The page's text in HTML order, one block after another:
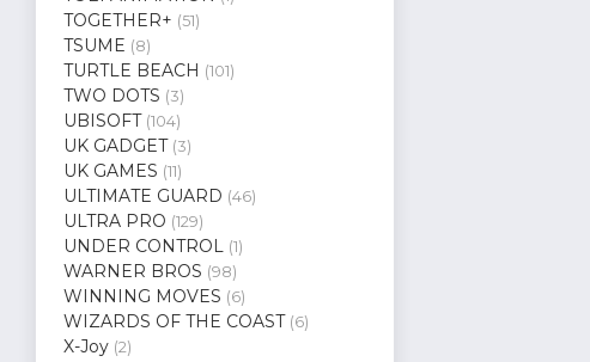
TOGETHER+ (51)
TSUME (8)
TURTLE BEACH (101)
TWO DOTS (3)
UBISOFT (104)
UK GADGET (3)
UK GAMES (11)
ULTIMATE GUARD (46)
ULTRA PRO (129)
UNDER CONTROL (1)
WARNER BROS (98)
WINNING MOVES (6)
WIZARDS OF THE COAST (6)
X-Joy (2)